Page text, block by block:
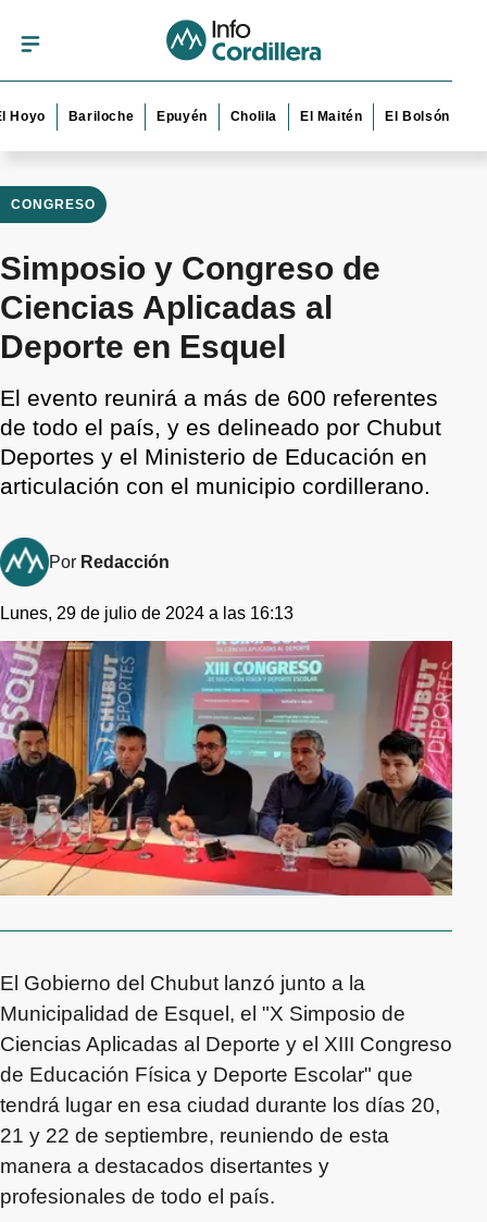
Bariloche Epuyén Cholila El Maitén El Bolsón Esquel
CONGRESO
Simposio y Congreso de
Ciencias Aplicadas al
Deporte en Esquel
El evento reunirá a más de 600 referentes
de todo el país, y es delineado por Chubut
Deportes y el Ministerio de Educación en
articulación con el municipio cordillerano.
Por Redacción
Lunes, 29 de julio de 2024 a las 16:13
El Gobierno del Chubut lanzó junto a la
Municipalidad de Esquel, el "X Simposio de
Ciencias Aplicadas al Deporte y el XIII Congreso
de Educación Física y Deporte Escolar" que
tendrá lugar en esa ciudad durante los días 20,
21 y 22 de septiembre, reuniendo de esta
manera a destacados disertantes y
profesionales de todo el país.